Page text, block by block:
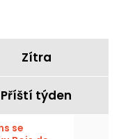
Zítra
Příští týden
se